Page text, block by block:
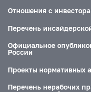
Отношения с
Перечень
Официальное
России
Проекты нормативных
Перечень нерабочих